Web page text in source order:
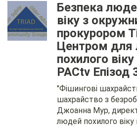
Безпека
віку з
прокурором
Центром для
похилого
PACtv Епізод
"Фішингові
шахрайство з
Джоанна Мур,
людей похилого віку